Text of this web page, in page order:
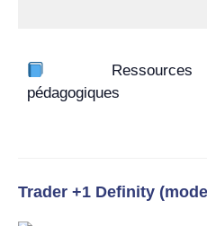
Ressources
pédagogiques
Trader +1 Definity